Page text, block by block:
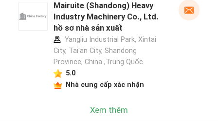
Mairuite (Shandong) Heavy
Industry Machinery Co., Ltd.
hồ sơ nhà sản xuất
Yangliu Industrial Park, Xintai
City, Tai'an City, Shandong
Province, China ,Trung Quốc
5.0
Nhà cung cấp xác nhận
Xem thêm